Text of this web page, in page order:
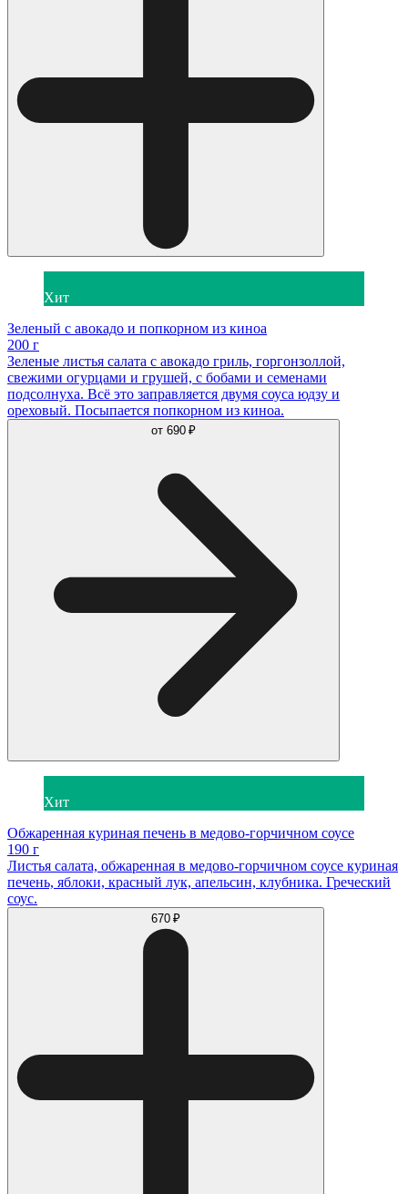
Хит
Зеленый с авокадо и попкорном из киноа
200 г
Зеленые листья салата с авокадо гриль, горгонзоллой,
свежими огурцами и грушей, с бобами и семенами
подсолнуха. Всё это заправляется двумя соуса юдзу и
ореховый. Посыпается попкорном из киноа.
от 690 ₽
Хит
Обжаренная куриная печень в медово-горчичном соусе
190 г
Листья салата, обжаренная в медово-горчичном соусе куриная
печень, яблоки, красный лук, апельсин, клубника. Греческий
соус.
670 ₽